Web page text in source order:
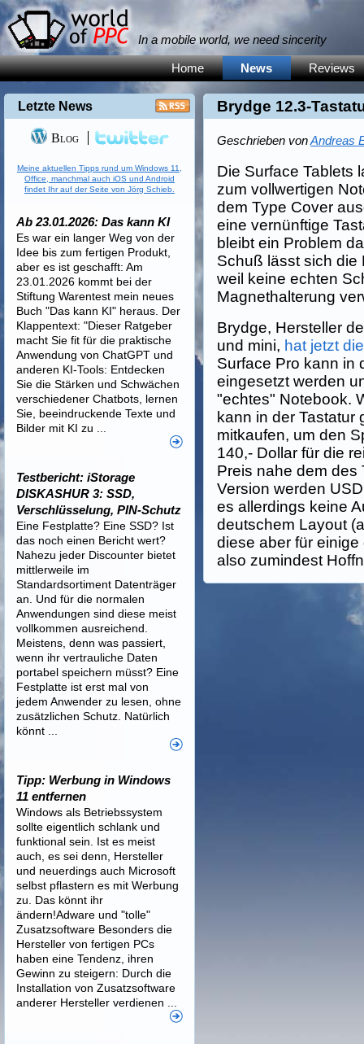
In a mobile world, we need sincerity
Home News Reviews
Brydge 12.3-
Geschrieben vonAndreas
Die Surface Tablets
zum vollwertigen
dem Type Cover
eine vernünftige
bleibt ein Problem
Schuß lässt sich die
weil keine echten
Magnethalterung
Brydge, Hersteller
und mini, hat jetzt
Surface Pro kann in
eingesetzt werden
"echtes" Notebook.
kann in der Tastatur
mitkaufen, um den
140,- Dollar für die
Preis nahe dem des
Version werden
es allerdings keine
deutschem Layout
diese aber für
also zumindest
Letzte News
Blog
Meine aktuellen Tipps rund um Windows 11,
Office, manchmal auch iOS und Android
findet Ihr auf der Seite von Jörg Schieb.
Ab 23.01.2026: Das kann KI
Es war ein langer Weg von der
Idee bis zum fertigen Produkt,
aber es ist geschafft: Am
23.01.2026 kommt bei der
Stiftung Warentest mein neues
Buch "Das kann KI" heraus. Der
Klappentext: "Dieser Ratgeber
macht Sie fit für die praktische
Anwendung von ChatGPT und
anderen KI-Tools: Entdecken
Sie die Stärken und Schwächen
verschiedener Chatbots, lernen
Sie, beeindruckende Texte und
Bilder mit KI zu ...
Testbericht: iStorage
DISKASHUR 3: SSD,
Verschlüsselung, PIN-Schutz
Eine Festplatte? Eine SSD? Ist
das noch einen Bericht wert?
Nahezu jeder Discounter bietet
mittlerweile im
Standardsortiment Datenträger
an. Und für die normalen
Anwendungen sind diese meist
vollkommen ausreichend.
Meistens, denn was passiert,
wenn ihr vertrauliche Daten
portabel speichern müsst? Eine
Festplatte ist erst mal von
jedem Anwender zu lesen, ohne
zusätzlichen Schutz. Natürlich
könnt ...
Tipp: Werbung in Windows
11 entfernen
Windows als Betriebssystem
sollte eigentlich schlank und
funktional sein. Ist es meist
auch, es sei denn, Hersteller
und neuerdings auch Microsoft
selbst pflastern es mit Werbung
zu. Das könnt ihr
ändern!Adware und "tolle"
Zusatzsoftware Besonders die
Hersteller von fertigen PCs
haben eine Tendenz, ihren
Gewinn zu steigern: Durch die
Installation von Zusatzsoftware
anderer Hersteller verdienen ...